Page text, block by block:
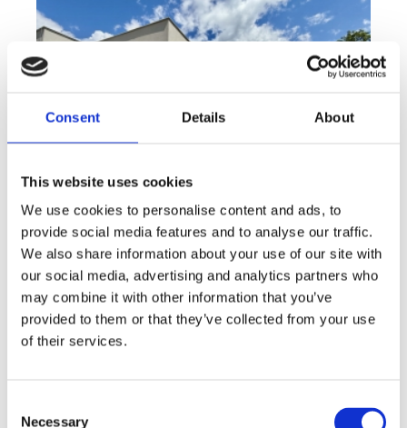
Consent Details About
This website uses cookies
We use cookies to personalise content and ads, to
provide social media features and to analyse our traffic.
We also share information about your use of our site with
our social media, advertising and analytics partners who
may combine it with other information that you’ve
provided to them or that they’ve collected from your use
of their services.
Necessary
Sale houses Family, 181 m² - Unhošť
Offer type
Sale
Property type
House
Virtuální prohlídka
360° video
disposition
Family